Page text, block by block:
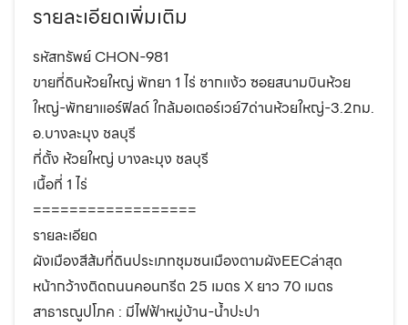
รายละเอียดเพิ่มเติม
รหัสทรัพย์ CHON-981
ขายที่ดินห้วยใหญ่ พัทยา 1 ไร่ ชากเเง้ว ซอยสนามบินห้วย
ใหญ่-พัทยาแอร์ฟิลด์ ใกล้มอเตอร์เวย์7ด่านห้วยใหญ่-3.2กม.
อ.บางละมุง ชลบุรี
ที่ตั้ง ห้วยใหญ่ บางละมุง ชลบุรี
เนื้อที่ 1 ไร่
==================
รายละเอียด
ผังเมืองสีส้มที่ดินประเภทชุมชนเมืองตามผังEECล่าสุด
หน้ากว้างติดถนนคอนกรีต 25 เมตร X ยาว 70 เมตร
สาธารณูปโภค : มีไฟฟ้าหมู่บ้าน-น้ำปะปา